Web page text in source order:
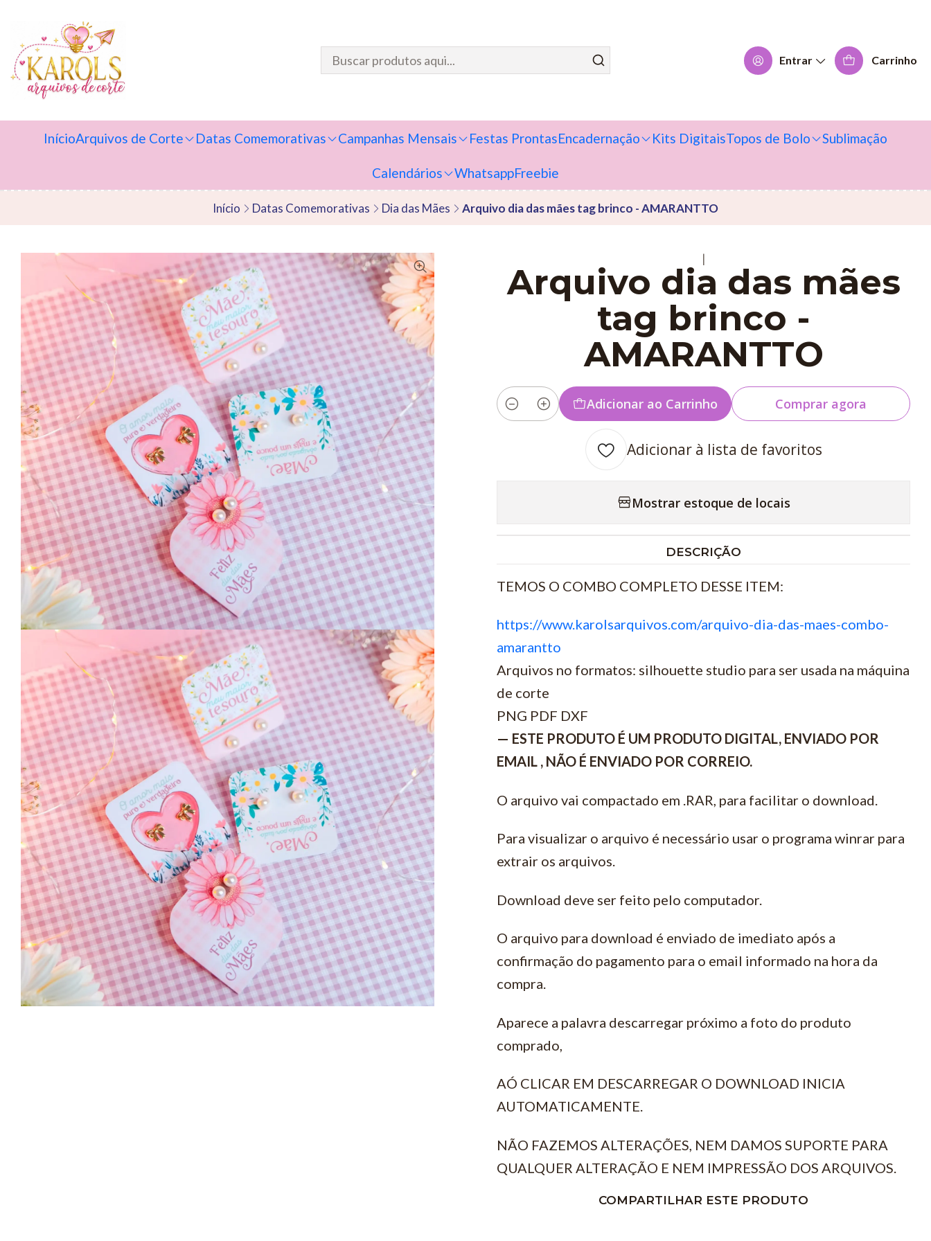
Entrar Carrinho
InícioArquivos de Corte Datas Comemorativas Campanhas Mensais Festas ProntasEncadernação Kits DigitaisTopos de Bolo Sublimação
Calendários WhatsappFreebie
Início Datas Comemorativas Dia das Mães Arquivo dia das mães tag brinco - AMARANTTO
|
Arquivo dia das mães
tag brinco -
AMARANTTO
Quantidade
Adicionar ao Carrinho Comprar agora
Adicionar à lista de favoritos
Mostrar estoque de locais
DESCRIÇÃO
TEMOS O COMBO COMPLETO DESSE ITEM:
https://www.karolsarquivos.com/arquivo-dia-das-maes-combo-
amarantto
Arquivos no formatos: silhouette studio para ser usada na máquina
de corte
PNG PDF DXF
— ESTE PRODUTO É UM PRODUTO DIGITAL, ENVIADO POR
EMAIL , NÃO É ENVIADO POR CORREIO.
O arquivo vai compactado em .RAR, para facilitar o download.
Para visualizar o arquivo é necessário usar o programa winrar para
extrair os arquivos.
Download deve ser feito pelo computador.
O arquivo para download é enviado de imediato após a
confirmação do pagamento para o email informado na hora da
compra.
Aparece a palavra descarregar próximo a foto do produto
comprado,
AÓ CLICAR EM DESCARREGAR O DOWNLOAD INICIA
AUTOMATICAMENTE.
NÃO FAZEMOS ALTERAÇÕES, NEM DAMOS SUPORTE PARA
QUALQUER ALTERAÇÃO E NEM IMPRESSÃO DOS ARQUIVOS.
COMPARTILHAR ESTE PRODUTO